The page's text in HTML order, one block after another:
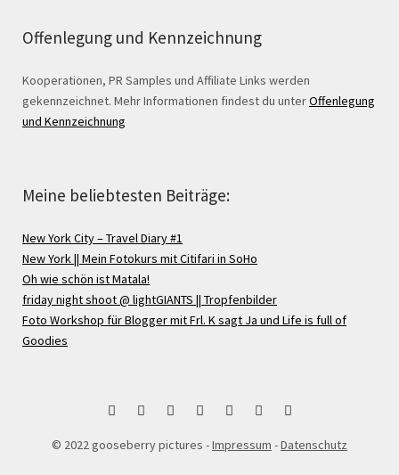
Offenlegung und Kennzeichnung
Kooperationen, PR Samples und Affiliate Links werden
gekennzeichnet. Mehr Informationen findest du unterOffenlegung
und Kennzeichnung
Meine beliebtesten Beiträge:
New York City – Travel Diary #1
New York || Mein Fotokurs mit Citifari in SoHo
Oh wie schön ist Matala!
friday night shoot @ lightGIANTS || Tropfenbilder
Foto Workshop für Blogger mit Frl. K sagt Ja und Life is full of
Goodies
bloglovinInstagramFacebookGooglePinterestTwitterRSS
© 2022 gooseberry pictures -Impressum -Datenschutz